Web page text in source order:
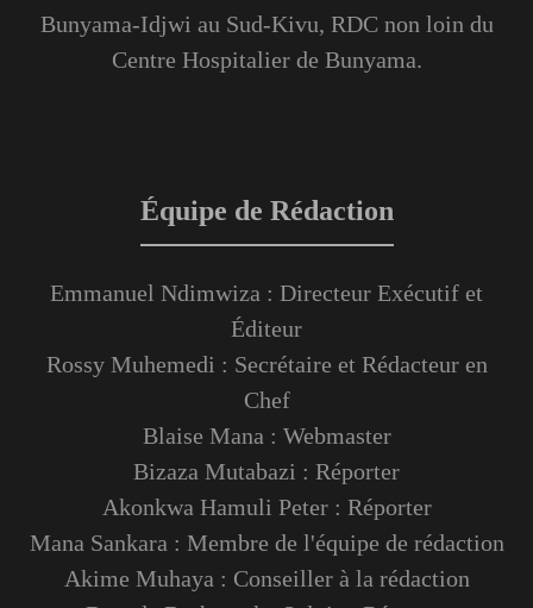
Bunyama-Idjwi au Sud-Kivu, RDC non loin du
Centre Hospitalier de Bunyama.
Équipe de Rédaction
Emmanuel Ndimwiza : Directeur Exécutif et
Éditeur
Rossy Muhemedi : Secrétaire et Rédacteur en
Chef
Blaise Mana : Webmaster
Bizaza Mutabazi : Réporter
Akonkwa Hamuli Peter : Réporter
Mana Sankara : Membre de l'équipe de rédaction
Akime Muhaya : Conseiller à la rédaction